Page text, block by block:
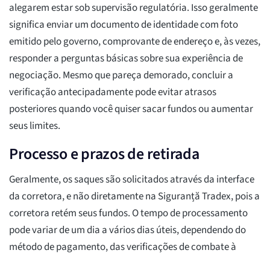
alegarem estar sob supervisão regulatória. Isso geralmente
significa enviar um documento de identidade com foto
emitido pelo governo, comprovante de endereço e, às vezes,
responder a perguntas básicas sobre sua experiência de
negociação. Mesmo que pareça demorado, concluir a
verificação antecipadamente pode evitar atrasos
posteriores quando você quiser sacar fundos ou aumentar
seus limites.
Processo e prazos de retirada
Geralmente, os saques são solicitados através da interface
da corretora, e não diretamente na Siguranță Tradex, pois a
corretora retém seus fundos. O tempo de processamento
pode variar de um dia a vários dias úteis, dependendo do
método de pagamento, das verificações de combate à